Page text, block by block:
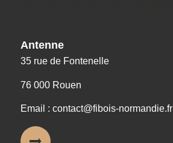
Antenne
35 rue de Fontenelle
76 000 Rouen
Email : contact@fibois-normandie.fr